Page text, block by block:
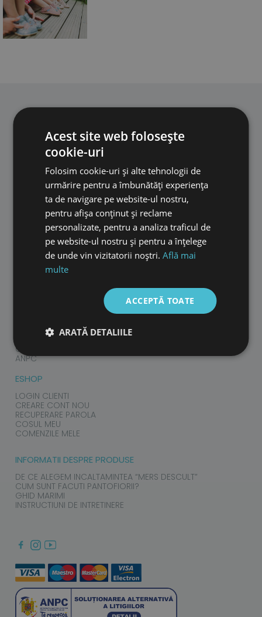
PRODUSE
ACCESORII
INFORMATII
DESPRE NOI
INFORMATII DESPRE PRODUSE
SUPORT CLIENTI
CONTACT
SUPORT CLIENTI
CUM COMAND?
SCHIMBAREA UNUI PRODUS/ SCHIMB MARIME
GARANTIA PRODUSELOR
POLITICA DE PRELUCARE A DATELOR CU CARACTER
PERSONAL
COOKIES
ANPC
ESHOP
LOGIN CLIENTI
CREARE CONT NOU
RECUPERARE PAROLA
COSUL MEU
COMENZILE MELE
INFORMATII DESPRE PRODUSE
DE CE ALEGEM INCALTAMINTEA “MERS DESCULT”
CUM SUNT FACUTI PANTOFIORII?
GHID MARIMI
INSTRUCTIUNI DE INTRETINERE
Acest site web folosește
cookie-uri
Folosim cookie-uri și alte tehnologii de
urmărire pentru a îmbunătăți experiența
ta de navigare pe website-ul nostru,
pentru afișa conținut și reclame
personalizate, pentru a analiza traficul de
pe website-ul nostru și pentru a înțelege
de unde vin vizitatorii noștri.Află mai
multe
ACCEPTĂ TOATE
ARATĂ DETALIILE